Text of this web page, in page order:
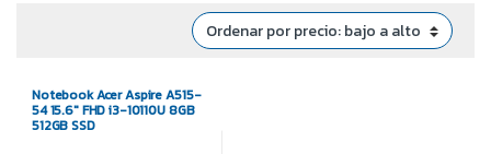
Notebook Acer Aspire A515-
54 15.6″ FHD i3-10110U 8GB
512GB SSD